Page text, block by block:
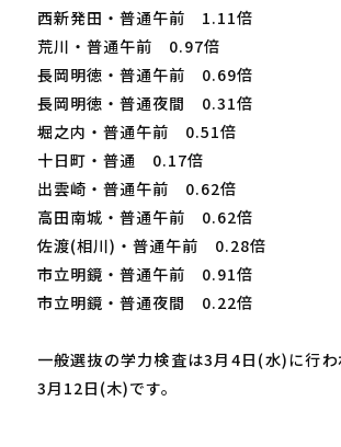
西新発田・普通午前 1.11倍
荒川・普通午前 0.97倍
長岡明徳・普通午前 0.69倍
長岡明徳・普通夜間 0.31倍
堀之内・普通午前 0.51倍
十日町・普通 0.17倍
出雲崎・普通午前 0.62倍
高田南城・普通午前 0.62倍
佐渡(相川)・普通午前 0.28倍
市立明鏡・普通午前 0.91倍
市立明鏡・普通夜間 0.22倍
一般選抜の学力検査は3月4日(水)に行
3月12日(木)です。